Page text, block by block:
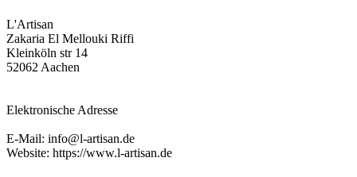
L'Artisan
Zakaria El Mellouki Riffi
Kleinköln str 14
52062 Aachen
Elektronische Adresse
E-Mail: info@l-artisan.de
Website: https://www.l-artisan.de